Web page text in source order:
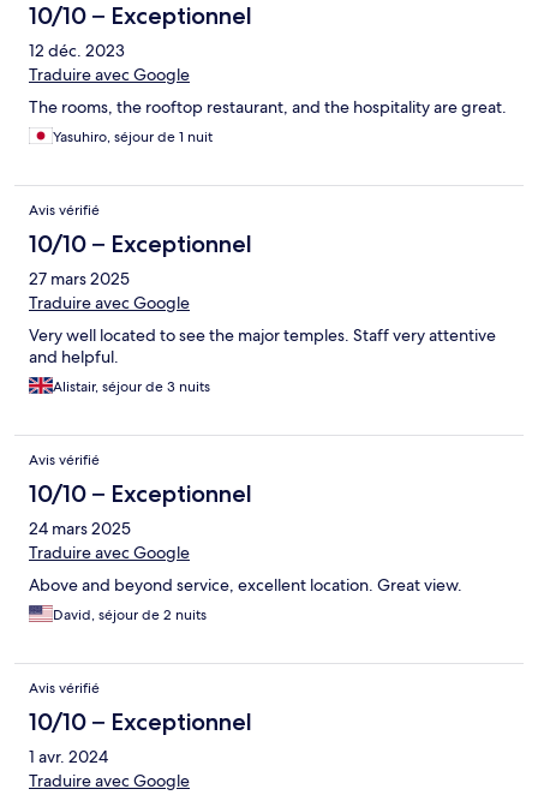
10/10 – Exceptionnel
12 déc. 2023
Traduire avec Google
The rooms, the rooftop restaurant, and the hospitality are great.
Yasuhiro, séjour de 1 nuit
Avis vérifié
10/10 – Exceptionnel
27 mars 2025
Traduire avec Google
Very well located to see the major temples. Staff very attentive
and helpful.
Alistair, séjour de 3 nuits
Avis vérifié
10/10 – Exceptionnel
24 mars 2025
Traduire avec Google
Above and beyond service, excellent location. Great view.
David, séjour de 2 nuits
Avis vérifié
10/10 – Exceptionnel
1 avr. 2024
Traduire avec Google